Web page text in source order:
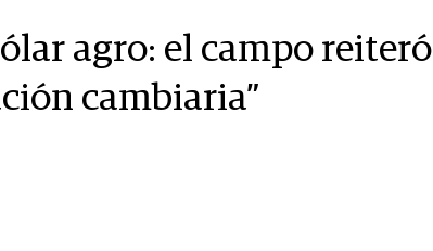
agro: el campo reiteró
cambiaria”